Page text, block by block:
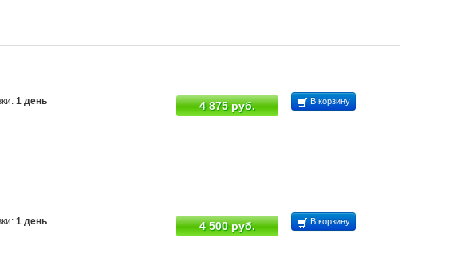
1 день 4 875 руб. В корзину
1 день 4 500 руб. В корзину